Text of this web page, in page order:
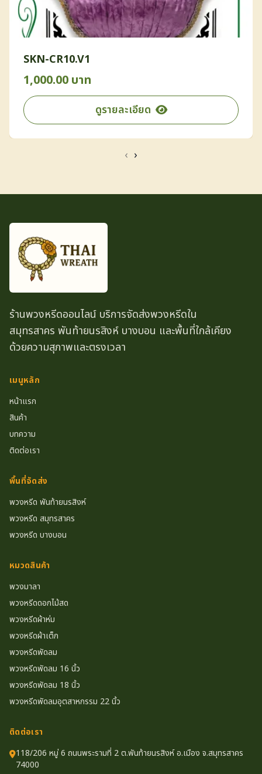
SKN-CR10.V1
1,000.00 บาท
ดูรายละเอียด
‹ ›
ร้านพวงหรีดออนไลน์ บริการจัดส่งพวงหรีดใน
สมุทรสาคร พันท้ายนรสิงห์ บางบอน และพื้นที่ใกล้เคียง
ด้วยความสุภาพและตรงเวลา
เมนูหลัก
หน้าแรก
สินค้า
บทความ
ติดต่อเรา
พื้นที่จัดส่ง
พวงหรีด พันท้ายนรสิงห์
พวงหรีด สมุทรสาคร
พวงหรีด บางบอน
หมวดสินค้า
พวงมาลา
พวงหรีดดอกไม้สด
พวงหรีดผ้าห่ม
พวงหรีดผ้าเต็ก
พวงหรีดพัดลม
พวงหรีดพัดลม 16 นิ้ว
พวงหรีดพัดลม 18 นิ้ว
พวงหรีดพัดลมอุตสาหกรรม 22 นิ้ว
ติดต่อเรา
118/206 หมู่ 6 ถนนพระรามที่ 2 ต.พันท้ายนรสิงห์ อ.เมือง จ.สมุทรสาคร
74000